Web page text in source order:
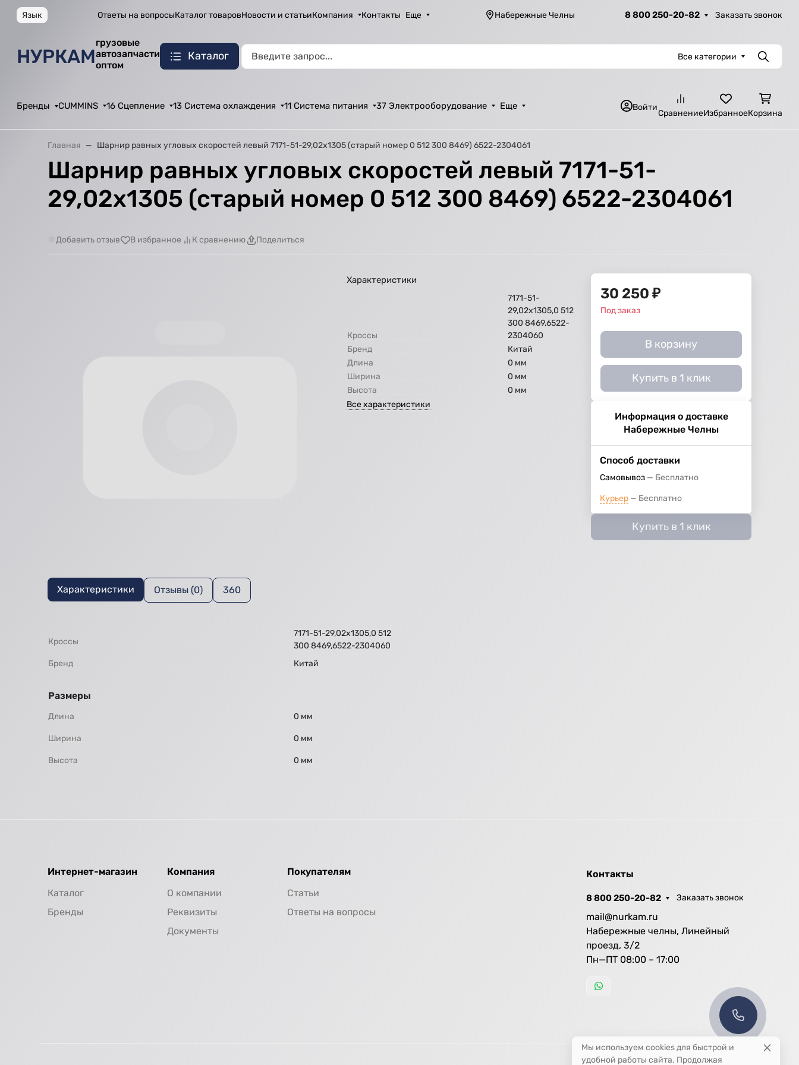
Язык Ответы на вопросыКаталог товаровНовости и статьиКомпания Контакты Еще Набережные Челны 8 800 250-20-82 Заказать звонок
НУРКАМ
грузовые
автозапчасти
оптом
Каталог Все категории Поиск
Бренды CUMMINS 16 Сцепление 13 Система охлаждения 11 Система питания 37 Электрооборудование Еще Войти
СравнениеИзбранноеКорзина
Главная Шарнир равных угловых скоростей левый 7171-51-29,02х1305 (старый номер 0 512 300 8469) 6522-2304061
Шарнир равных угловых скоростей левый 7171-51-
29,02х1305 (старый номер 0 512 300 8469) 6522-2304061
Добавить отзыв В избранное К сравнению Поделиться
Характеристики
Кроссы
7171-51-
29,02х1305,0 512
300 8469,6522-
2304060
Бренд
Китай
Длина
0 мм
Ширина
0 мм
Высота
0 мм
Все характеристики
30 250 ₽
Под заказ
В корзину
Купить в 1 клик
Информация о доставке
Набережные Челны
Способ доставки
Самовывоз Бесплатно
Курьер Бесплатно
Купить в 1 клик
Характеристики Отзывы (0) 360
Кроссы
7171-51-29,02х1305,0 512
300 8469,6522-2304060
Бренд
Китай
Размеры
Длина 0 мм
Ширина 0 мм
Высота 0 мм
Интернет-магазин
Каталог
Бренды
Компания
О компании
Реквизиты
Документы
Покупателям
Статьи
Ответы на вопросы
Контакты
8 800 250-20-82 Заказать звонок
mail@nurkam.ru
Набережные челны, Линейный
проезд, 3/2
Пн—ПТ 08:00 – 17:00
Мы используем cookies для быстрой и
удобной работы сайта. Продолжая